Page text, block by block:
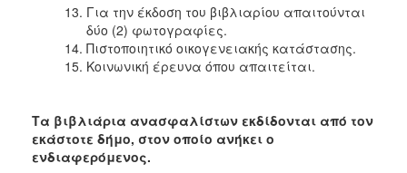
Για την έκδοση του βιβλιαρίου απαιτούνται
δύο (2) φωτογραφίες.
Πιστοποιητικό οικογενειακής κατάστασης.
Κοινωνική έρευνα όπου απαιτείται.
Τα βιβλιάρια ανασφαλίστων εκδίδονται από τον
εκάστοτε δήμο, στον οποίο ανήκει ο
ενδιαφερόμενος.